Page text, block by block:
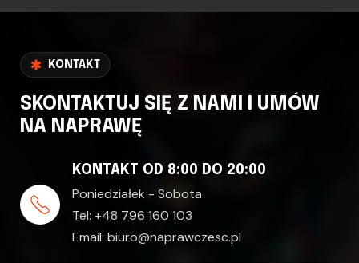
KONTAKT
SKONTAKTUJ SIĘ Z NAMI I UMÓW
NA NAPRAWĘ
KONTAKT OD 8:00 DO 20:00
Poniedziałek - Sobota
Tel: +48 796 160 103
Email: biuro@naprawczesc.pl